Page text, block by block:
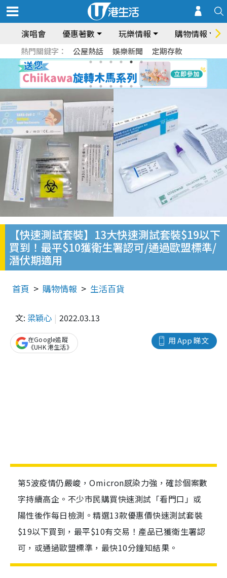
演唱會 優惠著數 玩樂情報 購物情報
熱門關鍵字： 公屋熱話 娛樂新聞 定期存款
【快速測試套裝】13大快速測試套裝$19以下
買到！最平$10獲衛生署認可/通過歐盟標準/
潛伏期適用
首頁 購物情報 生活百貨
文: 梁穎心 2022.03.13
用 App 睇文
在Google追蹤
《UHK 港生活》
第5波疫情仍嚴峻，Omicron感染力強，確診個案數
字持續高企。不少市民購買快速測試「看門口」或
陽性後作每日檢測。精選13款優惠價快速測試套裝
$19以下買到，最平$10有交易！產品已獲衛生署認
可，或通過歐盟標準，最快10分鐘知結果。